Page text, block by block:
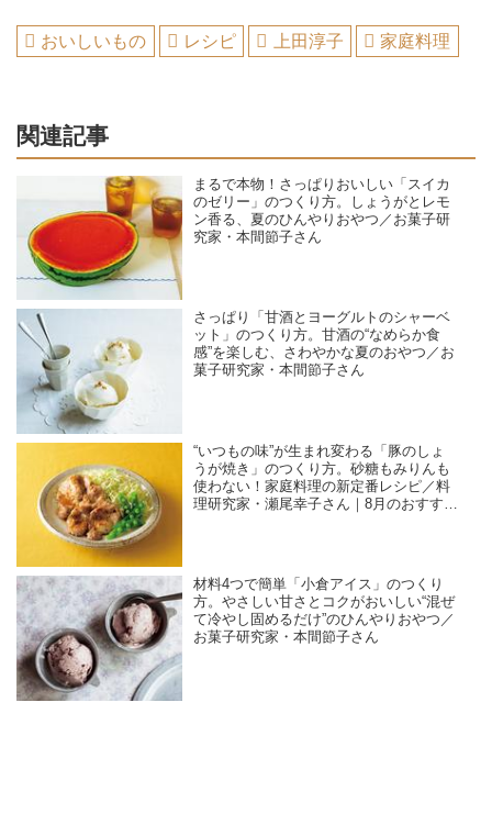
おいしいもの レシピ 上田淳子 家庭料理
関連記事
まるで本物！さっぱりおいしい「スイカ
のゼリー」のつくり方。しょうがとレモ
ン香る、夏のひんやりおやつ／お菓子研
究家・本間節子さん
さっぱり「甘酒とヨーグルトのシャーベ
ット」のつくり方。甘酒の“なめらか食
感”を楽しむ、さわやかな夏のおやつ／お
菓子研究家・本間節子さん
“いつもの味”が生まれ変わる「豚のしょ
うが焼き」のつくり方。砂糖もみりんも
使わない！家庭料理の新定番レシピ／料
理研究家・瀬尾幸子さん｜8月のおすすめ
材料4つで簡単「小倉アイス」のつくり
方。やさしい甘さとコクがおいしい“混ぜ
て冷やし固めるだけ”のひんやりおやつ／
お菓子研究家・本間節子さん